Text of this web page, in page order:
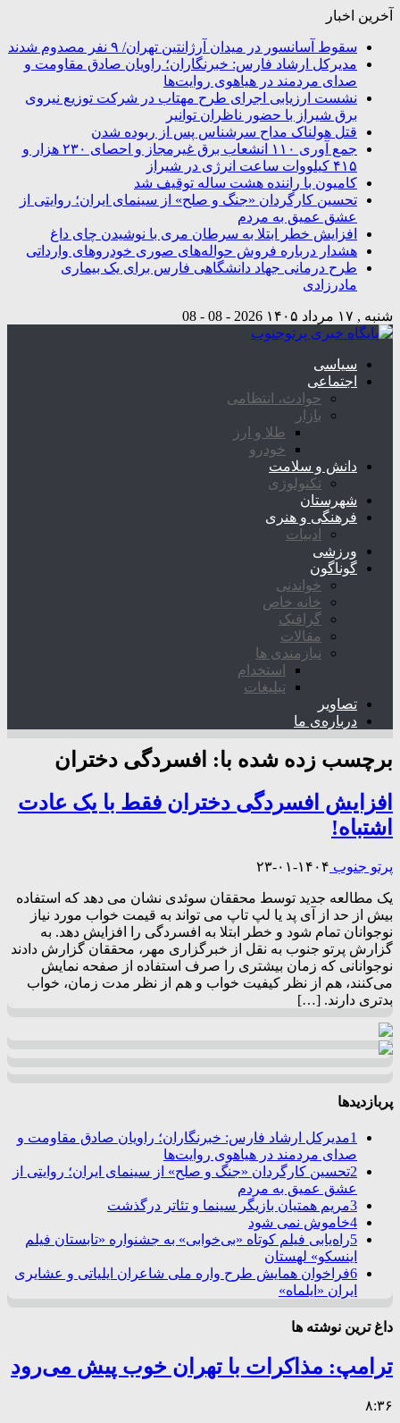
آخرین اخبار
سقوط آسانسور در میدان آرژانتین تهران/ ۹ نفر مصدوم شدند
مدیرکل ارشاد فارس: خبرنگاران؛ راویان صادق مقاومت و
صدای مردمند در هیاهوی روایت‌ها
نشست ارزیابی اجرای طرح مهتاب در شرکت توزیع نیروی
برق شیراز با حضور ناظران توانیر
قتل هولناک مداح سرشناس پس از ربوده شدن
جمع آوری ۱۱۰ انشعاب برق غیرمجاز و احصای ۲۳۰ هزار و
۴۱۵ کیلووات ساعت انرژی در شیراز
کامیون با راننده هشت ساله توقیف شد
تحسین کارگردان «جنگ و صلح» از سینمای ایران؛ روایتی از
عشق عمیق به مردم
افزایش خطر ابتلا به سرطان مری با نوشیدن چای داغ
هشدار درباره فروش حواله‌های صوری خودروهای وارداتی
طرح درمانی جهاد دانشگاهی فارس برای یک بیماری
مادرزادی
شنبه , ۱۷ مرداد ۱۴۰۵ 2026 - 08 - 08
سیاسی
اجتماعی
حوادث، انتظامی
بازار
طلا و ارز
خودرو
دانش و سلامت
تکنولوژی
شهرستان
فرهنگی و هنری
ادبیات
ورزشی
گوناگون
خواندنی
خانه خاص
گرافیک
مقالات
نیازمندی ها
استخدام
تبلیغات
تصاویر
درباره‌ی ما
برچسب زده شده با: افسردگی دختران
افزایش افسردگی دختران فقط با یک عادت
اشتباه!
پرتو جنوب ۱۴۰۴-۰۱-۲۳
یک مطالعه جدید توسط محققان سوئدی نشان می دهد که استفاده
بیش از حد از آی پد یا لپ تاپ می تواند به قیمت خواب مورد نیاز
نوجوانان تمام شود و خطر ابتلا به افسردگی را افزایش دهد. به
گزارش پرتو جنوب به نقل از خبرگزاری مهر، محققان گزارش دادند
نوجوانانی که زمان بیشتری را صرف استفاده از صفحه نمایش
می‌کنند، هم از نظر کیفیت خواب و هم از نظر مدت زمان، خواب
بدتری دارند. […]
پربازدیدها
1مدیرکل ارشاد فارس: خبرنگاران؛ راویان صادق مقاومت و
صدای مردمند در هیاهوی روایت‌ها
2تحسین کارگردان «جنگ و صلح» از سینمای ایران؛ روایتی از
عشق عمیق به مردم
3مریم همتیان بازیگر سینما و تئاتر درگذشت
4خاموش نمی شود
5راه‌یابی فیلم کوتاه «بی‌خوابی» به جشنواره «تابستان فیلم
اینسکو» لهستان
6فراخوان همایش طرح واره ملی شاعران ایلیاتی و عشایری
ایران «ایلماه»
داغ ترین نوشته ها
ترامپ: مذاکرات با تهران خوب پیش می‌رود
۸:۳۶